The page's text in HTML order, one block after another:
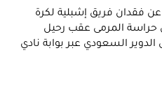
فقدان فريق إشبلية لكرة
حراسة المرمى عقب رحيل
الدوير السعودي عبر بوابة نادي